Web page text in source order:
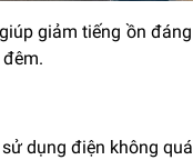
giảm tiếng ồn
dụng điện không